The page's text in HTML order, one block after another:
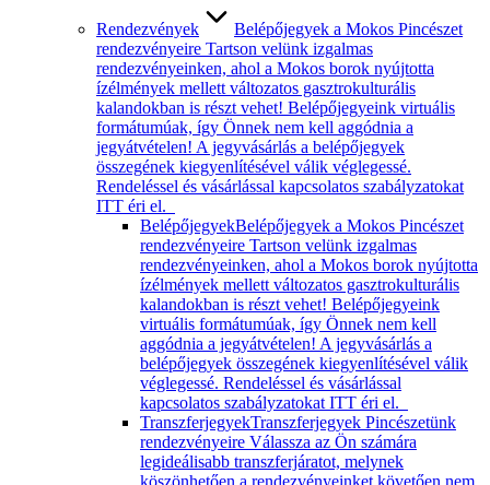
Rendezvények
Belépőjegyek a Mokos Pincészet
rendezvényeire Tartson velünk izgalmas
rendezvényeinken, ahol a Mokos borok nyújtotta
ízélmények mellett változatos gasztrokulturális
kalandokban is részt vehet! Belépőjegyeink virtuális
formátumúak, így Önnek nem kell aggódnia a
jegyátvételen! A jegyvásárlás a belépőjegyek
összegének kiegyenlítésével válik véglegessé.
Rendeléssel és vásárlással kapcsolatos szabályzatokat
ITT éri el.
BelépőjegyekBelépőjegyek a Mokos Pincészet
rendezvényeire Tartson velünk izgalmas
rendezvényeinken, ahol a Mokos borok nyújtotta
ízélmények mellett változatos gasztrokulturális
kalandokban is részt vehet! Belépőjegyeink
virtuális formátumúak, így Önnek nem kell
aggódnia a jegyátvételen! A jegyvásárlás a
belépőjegyek összegének kiegyenlítésével válik
véglegessé. Rendeléssel és vásárlással
kapcsolatos szabályzatokat ITT éri el.
TranszferjegyekTranszferjegyek Pincészetünk
rendezvényeire Válassza az Ön számára
legideálisabb transzferjáratot, melynek
köszönhetően a rendezvényeinket követően nem